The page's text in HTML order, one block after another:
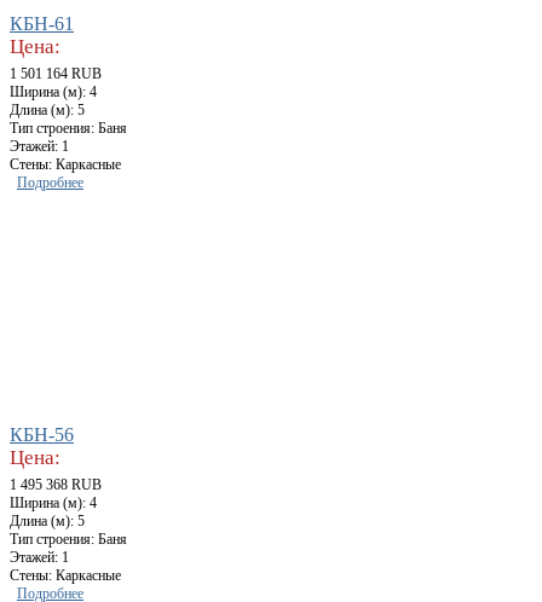
КБН-61
Цена:
1 501 164 RUB
Ширина (м): 4
Длина (м): 5
Тип строения: Баня
Этажей: 1
Стены: Каркасные
Подробнее
КБН-56
Цена:
1 495 368 RUB
Ширина (м): 4
Длина (м): 5
Тип строения: Баня
Этажей: 1
Стены: Каркасные
Подробнее